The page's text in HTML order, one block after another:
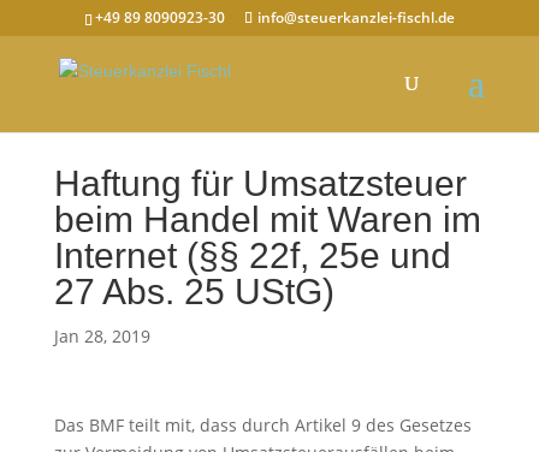
+49 89 8090923-30 info@steuerkanzlei-fischl.de
Haftung für Umsatzsteuer
beim Handel mit Waren im
Internet (§§ 22f, 25e und
27 Abs. 25 UStG)
Jan 28, 2019
Das BMF teilt mit, dass durch Artikel 9 des Gesetzes